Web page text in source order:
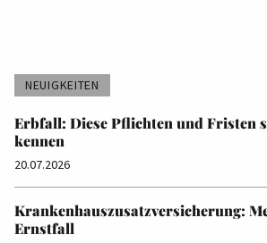
NEUIGKEITEN
Erbfall: Diese Pflichten und Fristen
kennen
20.07.2026
Krankenhauszusatzversicherung:
Ernstfall